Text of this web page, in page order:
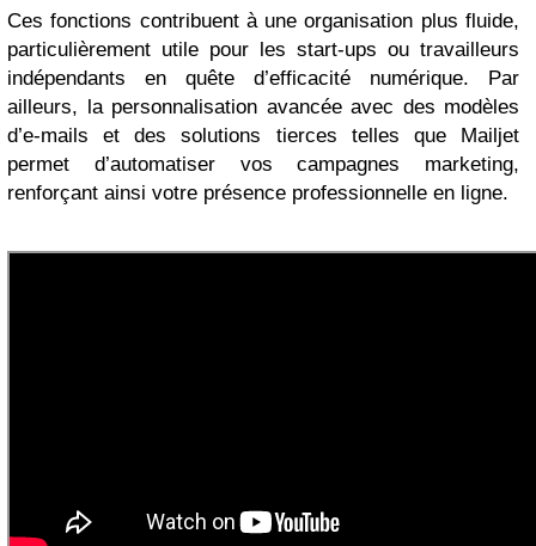
Ces fonctions contribuent à une organisation plus fluide,
particulièrement utile pour les start-ups ou travailleurs
indépendants en quête d’efficacité numérique. Par
ailleurs, la personnalisation avancée avec des modèles
d’e-mails et des solutions tierces telles que Mailjet
permet d’automatiser vos campagnes marketing,
renforçant ainsi votre présence professionnelle en ligne.